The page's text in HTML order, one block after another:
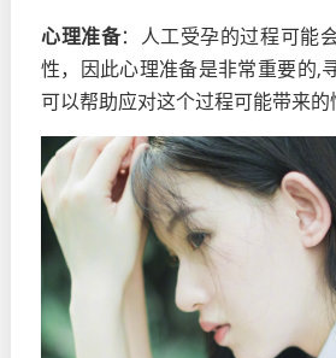
心理准备：人工受孕的过程可能
性，因此心理准备是非常重要的,
可以帮助应对这个过程可能带来的